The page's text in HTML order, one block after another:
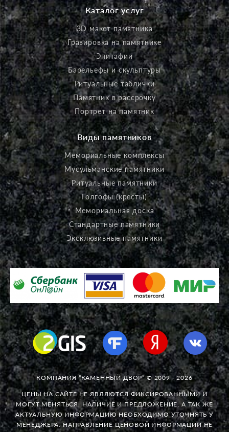
Каталог услуг
3D макет памятника
Гравировка на памятнике
Эпитафии
Барельефы и скульптуры
Ритуальные таблички
Памятник в рассрочку
Портрет на памятник
Виды памятников
Мемориальные комплексы
Мусульманские памятники
Ритуальные памятники
Голгофы (кресты)
Мемориальная доска
Стандартные памятники
Эксклюзивные памятники
КОМПАНИЯ “КАМЕННЫЙ ДВОР” © 2009 - 2026
ЦЕНЫ НА САЙТЕ НЕ ЯВЛЯЮТСЯ ФИКСИРОВАННЫМИ И
МОГУТ МЕНЯТЬСЯ. НАЛИЧИЕ И ПРЕДЛОЖЕНИЕ, А ТАК ЖЕ
АКТУАЛЬНУЮ ИНФОРМАЦИЮ НЕОБХОДИМО УТОЧНЯТЬ У
МЕНЕДЖЕРА. НАПРАВЛЕНИЕ ЦЕНОВОЙ ИНФОРМАЦИИ НЕ